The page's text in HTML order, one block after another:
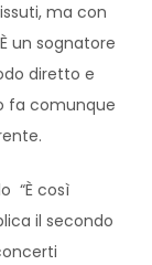
ma con
un sognatore
diretto e
fa comunque
“È così
il secondo